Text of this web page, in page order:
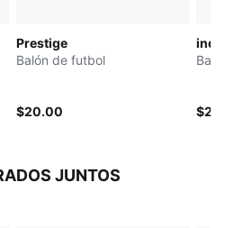
Prestige
Balón de futbol
$20.00
JUNTOS